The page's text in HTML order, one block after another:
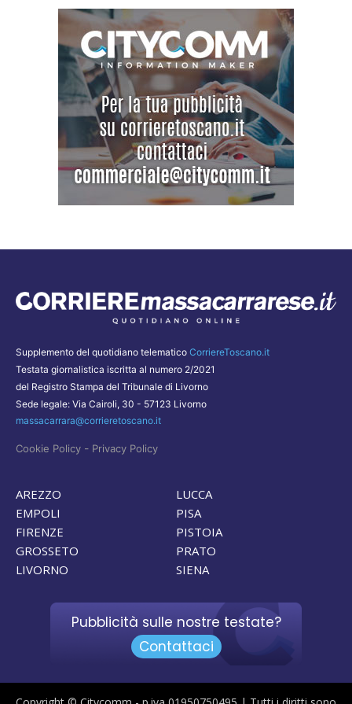
Supplemento del quotidiano telematico CorriereToscano.it
Testata giornalistica iscritta al numero 2/2021
del Registro Stampa del Tribunale di Livorno
Sede legale: Via Cairoli, 30 - 57123 Livorno
massacarrara@corrieretoscano.it
Cookie Policy - Privacy Policy
AREZZO
EMPOLI
FIRENZE
GROSSETO
LIVORNO
LUCCA
PISA
PISTOIA
PRATO
SIENA
Pubblicità sulle nostre testate?
Contattaci